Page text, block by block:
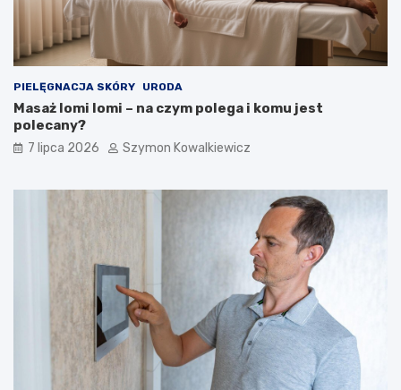
PIELĘGNACJA SKÓRY URODA
Masaż lomi lomi – na czym polega i komu jest
polecany?
7 lipca 2026 Szymon Kowalkiewicz